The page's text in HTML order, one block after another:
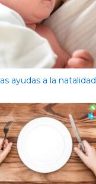
ayudas a la natalidad